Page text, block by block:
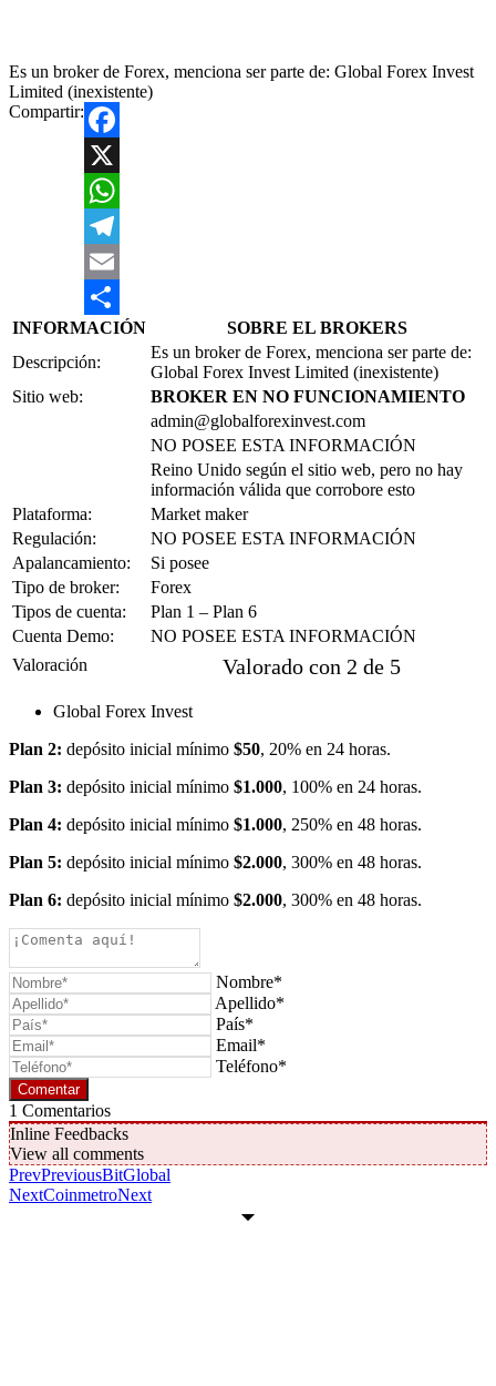
Es un broker de Forex, menciona ser parte de: Global Forex Invest
Limited (inexistente)
Compartir:
Facebook
X
WhatsApp
Telegram
Email
Compartir
INFORMACIÓN
SOBRE EL BROKERS
Descripción:
Es un broker de Forex, menciona ser parte de:
Global Forex Invest Limited (inexistente)
Sitio web:
BROKER EN NO FUNCIONAMIENTO
admin@globalforexinvest.com
NO POSEE ESTA INFORMACIÓN
Reino Unido según el sitio web, pero no hay
información válida que corrobore esto
Plataforma:
Market maker
Regulación:
NO POSEE ESTA INFORMACIÓN
Apalancamiento:
Si posee
Tipo de broker:
Forex
Tipos de cuenta:
Plan 1 – Plan 6
Cuenta Demo:
NO POSEE ESTA INFORMACIÓN
Valoración
Valorado con 2 de 5
Global Forex Invest
Plan 2: depósito inicial mínimo $50, 20% en 24 horas.
Plan 3: depósito inicial mínimo $1.000, 100% en 24 horas.
Plan 4: depósito inicial mínimo $1.000, 250% en 48 horas.
Plan 5: depósito inicial mínimo $2.000, 300% en 48 horas.
Plan 6: depósito inicial mínimo $2.000, 300% en 48 horas.
Nombre*
Apellido*
País*
Email*
Teléfono*
1 Comentarios
Inline Feedbacks
View all comments
PrevPreviousBitGlobal
NextCoinmetroNext